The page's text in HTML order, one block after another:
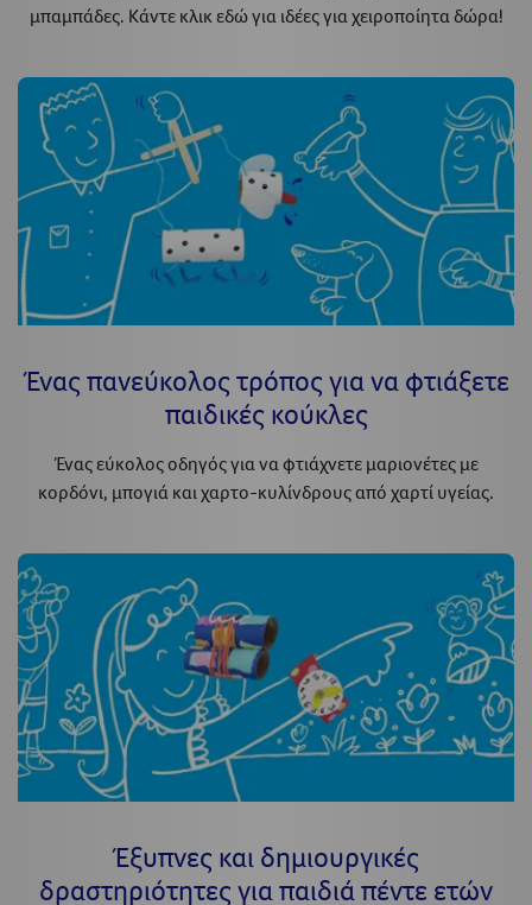
μπαμπάδες. Κάντε κλικ εδώ για ιδέες για χειροποίητα δώρα!
Ένας πανεύκολος τρόπος για να φτιάξετε
παιδικές κούκλες
Ένας εύκολος οδηγός για να φτιάχνετε μαριονέτες με
κορδόνι, μπογιά και χαρτο-κυλίνδρους από χαρτί υγείας.
Έξυπνες και δημιουργικές
δραστηριότητες για παιδιά πέντε ετών